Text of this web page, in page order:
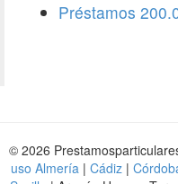
Préstamos
© 2026
uso Almería| Cádiz|